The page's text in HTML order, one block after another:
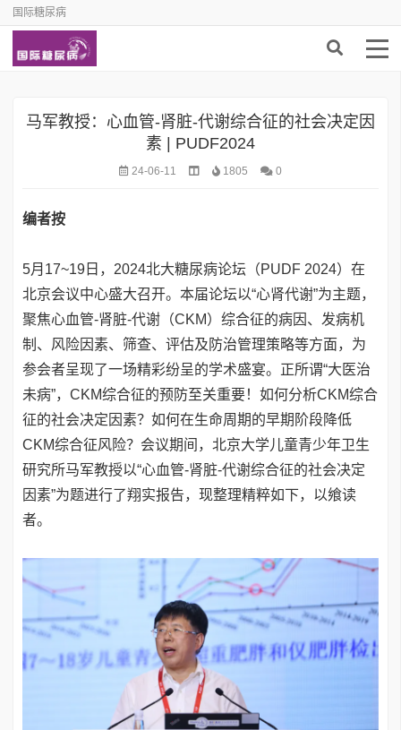
国际糖尿病
马军教授：心血管-肾脏-代谢综合征的社会决定因
素 | PUDF2024
24-06-11 1805 0
编者按
5月17~19日，2024北大糖尿病论坛（PUDF 2024）在
北京会议中心盛大召开。本届论坛以“心肾代谢”为主题，
聚焦心血管-肾脏-代谢（CKM）综合征的病因、发病机
制、风险因素、筛查、评估及防治管理策略等方面，为
参会者呈现了一场精彩纷呈的学术盛宴。正所谓“大医治
未病”，CKM综合征的预防至关重要！如何分析CKM综合
征的社会决定因素？如何在生命周期的早期阶段降低
CKM综合征风险？会议期间，北京大学儿童青少年卫生
研究所马军教授以“心血管-肾脏-代谢综合征的社会决定
因素”为题进行了翔实报告，现整理精粹如下，以飨读
者。